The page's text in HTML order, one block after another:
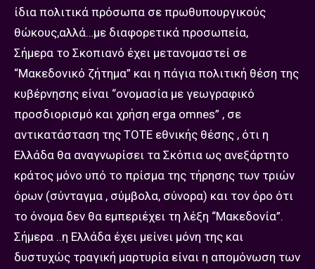
ίδια πολιτικά πρόσωπα σε πρωθυπουργικούς
θώκους,αλλά…με διαφορετικά προσωπεία,
Σήμερα το Σκοπιανό έχει μετανομαστεί σε
“Μακεδονικό ζήτημα” και η πάγια πολιτική θέση της
κυβέρνησης είναι “ονομασία με γεωγραφικό
προσδιορισμό και χρήση erga omnes” , σε
αντικατάσταση της ΤΟΤΕ εθνικής θέσης , ότι η
Ελλάδα θα αναγνωρίσει τα Σκόπια ως ανεξάρτητο
κράτος μόνο υπό το πρίσμα της τήρησης των τριών
όρων (σύνταγμα , σύμβολα, σύνορα) και τον όρο ότι
το όνομα δεν θα εμπεριέχει τη λέξη “Μακεδονία”.
Σήμερα ..η Ελλάδα έχει μείνει μόνη της και
δυστυχώς τραγική μαρτυρία είναι η απομόνωση των